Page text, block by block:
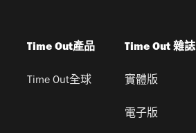
Time Out產品
Time Out全球
Time Out 雜誌
實體版
電子版